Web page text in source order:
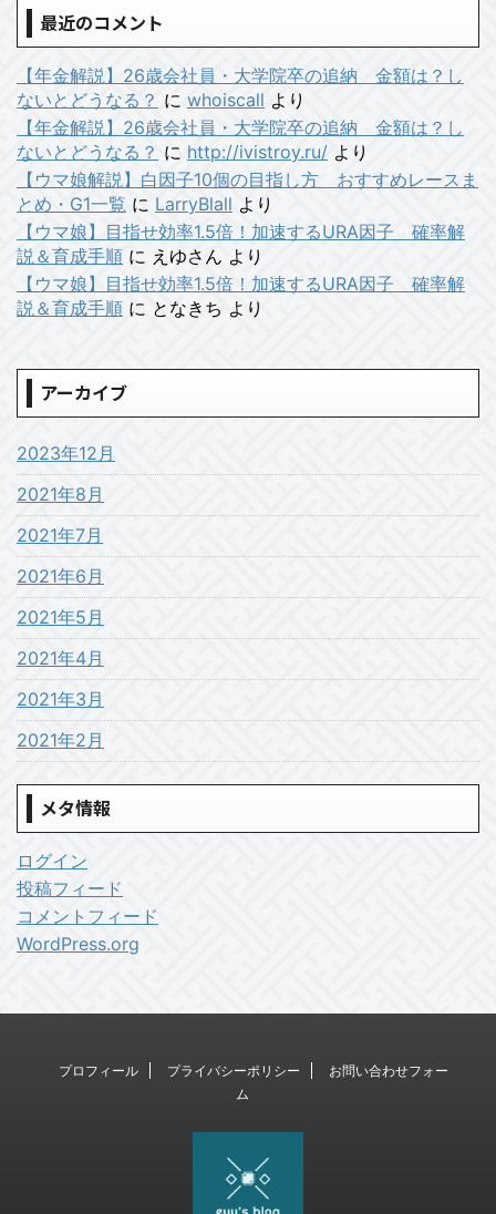
最近のコメント
【年金解説】26歳会社員・大学院卒の追納 金額は？し
ないとどうなる？ に whoiscall より
【年金解説】26歳会社員・大学院卒の追納 金額は？し
ないとどうなる？ に http://ivistroy.ru/ より
【ウマ娘解説】白因子10個の目指し方 おすすめレースま
とめ・G1一覧 に LarryBlall より
【ウマ娘】目指せ効率1.5倍！加速するURA因子 確率解
説＆育成手順 に えゆさん より
【ウマ娘】目指せ効率1.5倍！加速するURA因子 確率解
説＆育成手順 に となきち より
アーカイブ
2023年12月
2021年8月
2021年7月
2021年6月
2021年5月
2021年4月
2021年3月
2021年2月
メタ情報
ログイン
投稿フィード
コメントフィード
WordPress.org
プロフィール プライバシーポリシー
お問い合わせフォー
ム